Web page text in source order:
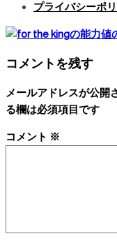
プライバシーポ
コメントを残す
メールアドレスが公開
る欄は必須項目です
コメント ※